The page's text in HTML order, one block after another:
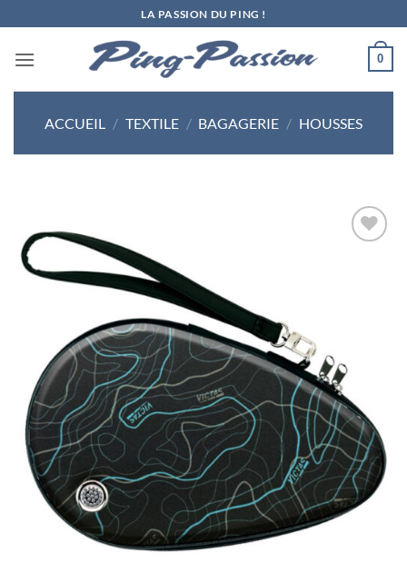
au
contenu
LA PASSION DU PING !
0
ACCUEIL / TEXTILE / BAGAGERIE / HOUSSES